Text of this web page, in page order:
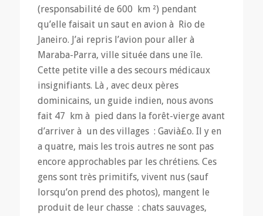
(responsabilité de 600 km ²) pendant
qu’elle faisait un saut en avion à Rio de
Janeiro. J’ai repris l’avion pour aller à
Maraba-Parra, ville située dans une île.
Cette petite ville a des secours médicaux
insignifiants. Là , avec deux pères
dominicains, un guide indien, nous avons
fait 47 km à pied dans la forêt-vierge avant
d’arriver à un des villages : Gavià£o. Il y en
a quatre, mais les trois autres ne sont pas
encore approchables par les chrétiens. Ces
gens sont très primitifs, vivent nus (sauf
lorsqu’on prend des photos), mangent le
produit de leur chasse : chats sauvages,